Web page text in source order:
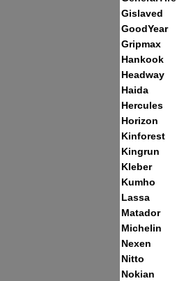
Gislaved
GoodYear
Gripmax
Hankook
Headway
Haida
Hercules
Horizon
Kinforest
Kingrun
Kleber
Kumho
Lassa
Matador
Michelin
Nexen
Nitto
Nokian